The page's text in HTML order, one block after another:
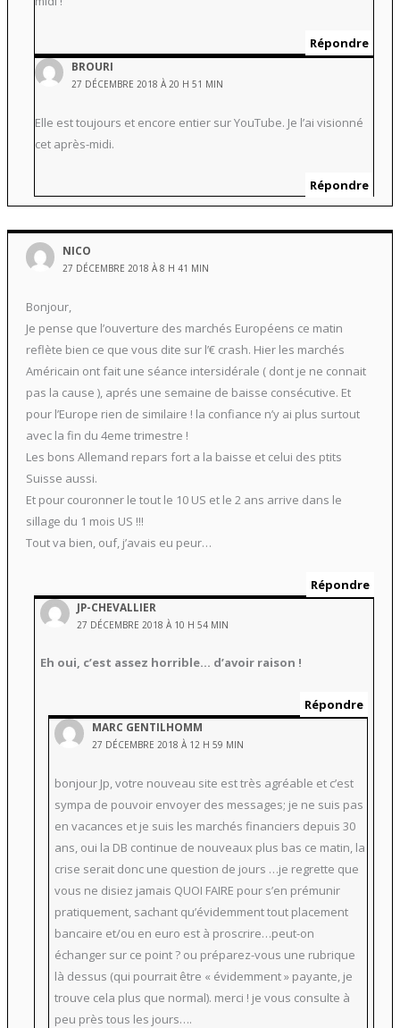
Répondre
BROURI
27 DÉCEMBRE 2018 À 20 H 51 MIN
Elle est toujours et encore entier sur YouTube. Je l’ai visionné
cet après-midi.
Répondre
NICO
27 DÉCEMBRE 2018 À 8 H 41 MIN
Bonjour,
Je pense que l’ouverture des marchés Européens ce matin
reflète bien ce que vous dite sur l’€ crash. Hier les marchés
Américain ont fait une séance intersidérale ( dont je ne connait
pas la cause ), aprés une semaine de baisse consécutive. Et
pour l’Europe rien de similaire ! la confiance n’y ai plus surtout
avec la fin du 4eme trimestre !
Les bons Allemand repars fort a la baisse et celui des ptits
Suisse aussi.
Et pour couronner le tout le 10 US et le 2 ans arrive dans le
sillage du 1 mois US !!!
Tout va bien, ouf, j’avais eu peur…
Répondre
JP-CHEVALLIER
27 DÉCEMBRE 2018 À 10 H 54 MIN
Eh oui, c’est assez horrible… d’avoir raison !
Répondre
MARC GENTILHOMM
27 DÉCEMBRE 2018 À 12 H 59 MIN
bonjour Jp, votre nouveau site est très agréable et c’est
sympa de pouvoir envoyer des messages; je ne suis pas
en vacances et je suis les marchés financiers depuis 30
ans, oui la DB continue de nouveaux plus bas ce matin, la
crise serait donc une question de jours …je regrette que
vous ne disiez jamais QUOI FAIRE pour s’en prémunir
pratiquement, sachant qu’évidemment tout placement
bancaire et/ou en euro est à proscrire…peut-on
échanger sur ce point ? ou préparez-vous une rubrique
là dessus (qui pourrait être « évidemment » payante, je
trouve cela plus que normal). merci ! je vous consulte à
peu près tous les jours….